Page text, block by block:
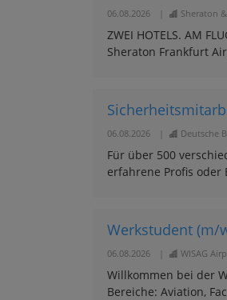
06.08.2026 Sheraton
ZWEI HOTELS. AM
Sheraton Frankfurt
06.08.2026 Deutsche
Für über 500
erfahrene Profis
Werkstudent (m/
06.08.2026 WISAG
Willkommen bei der
Bereiche: Aviation,